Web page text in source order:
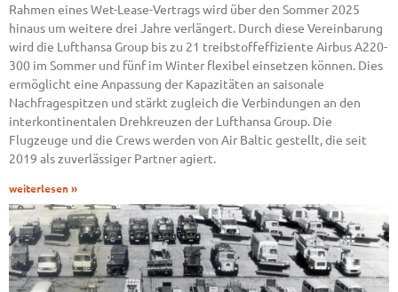
Rahmen eines Wet-Lease-Vertrags wird über den Sommer 2025
hinaus um weitere drei Jahre verlängert. Durch diese Vereinbarung
wird die Lufthansa Group bis zu 21 treibstoffeffiziente Airbus A220-
300 im Sommer und fünf im Winter flexibel einsetzen können. Dies
ermöglicht eine Anpassung der Kapazitäten an saisonale
Nachfragespitzen und stärkt zugleich die Verbindungen an den
interkontinentalen Drehkreuzen der Lufthansa Group. Die
Flugzeuge und die Crews werden von Air Baltic gestellt, die seit
2019 als zuverlässiger Partner agiert.
weiterlesen »